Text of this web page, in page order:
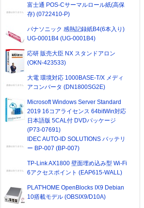
富士通 POS-Cサーマルロール紙(高保
存) (0722410-P)
パナソニック 感熱記録紙B4(6本入り)
UG-0001B4 (UG-0001B4)
応研 販売大臣 NX スタンドアロン
(OKN-423533)
大電 環境対応 1000BASE-T/X メディ
アコンバータ (DN1800SG2E)
Microsoft Windows Server Standard
2019 16コアライセンス 64bitWin対応
日本語版 5CAL付 DVDパッケージ
(P73-07691)
IDEC AUTO-ID SOLUTIONS バッテリ
ー BP-007 (BP-007)
TP-Link AX1800 壁面埋め込み型 Wi-Fi
6アクセスポイント (EAP615-WALL)
PLAT'HOME OpenBlocks IX9 Debian
10搭載モデル (OBSIX9/D10A)